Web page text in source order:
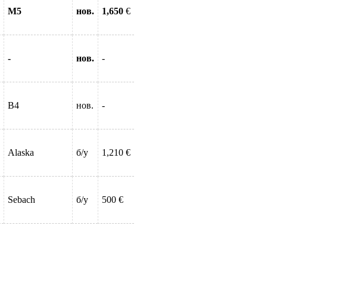
M5 нов. 1,650 €
- нов. -
B4 нов. -
Alaska б/у 1,210 €
Sebach б/у 500 €